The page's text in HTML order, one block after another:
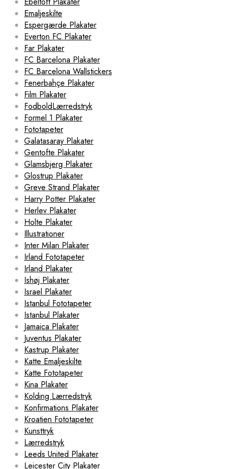
Emaljeskilte
Espergærde Plakater
Everton FC Plakater
Far Plakater
FC Barcelona Plakater
FC Barcelona Wallstickers
Fenerbahçe Plakater
Film Plakater
FodboldLærredstryk
Formel 1 Plakater
Fototapeter
Galatasaray Plakater
Gentofte Plakater
Glamsbjerg Plakater
Glostrup Plakater
Greve Strand Plakater
Harry Potter Plakater
Herlev Plakater
Holte Plakater
Illustrationer
Inter Milan Plakater
Irland Fototapeter
Irland Plakater
Ishøj Plakater
Israel Plakater
Istanbul Fototapeter
Istanbul Plakater
Jamaica Plakater
Juventus Plakater
Kastrup Plakater
Katte Emaljeskilte
Katte Fototapeter
Kina Plakater
Kolding Lærredstryk
Konfirmations Plakater
Kroatien Fototapeter
Kunsttryk
Lærredstryk
Leeds United Plakater
Leicester City Plakater